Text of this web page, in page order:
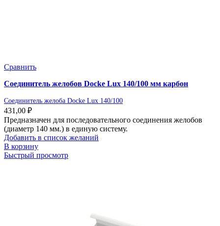
Сравнить
Соединитель желобов Docke Lux 140/100 мм карбон
Соединитель желоба Docke Lux 140/100
431,00 ₽
Предназначен для последовательного соединения желобов
(диаметр 140 мм.) в единую систему.
Добавить в список желаний
В корзину
Быстрый просмотр